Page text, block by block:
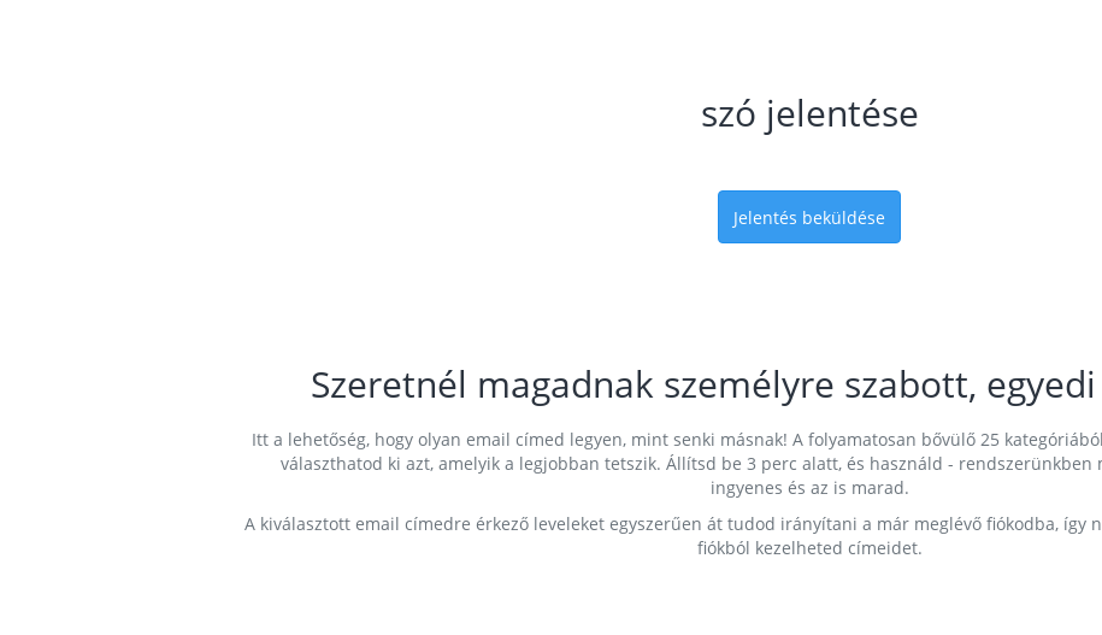
szó jelentése
Jelentés beküldése
Szeretnél magadnak személyre szabott,
Itt a lehetőség, hogy olyan email címed legyen, mint senki másnak! A folyamatosan bővülő 25
választhatod ki azt, amelyik a legjobban tetszik. Állítsd be 3 perc alatt, és használd -
ingyenes és az is marad.
A kiválasztott email címedre érkező leveleket egyszerűen át tudod irányítani a már meglévő fiókodba, így
fiókból kezelheted címeidet.